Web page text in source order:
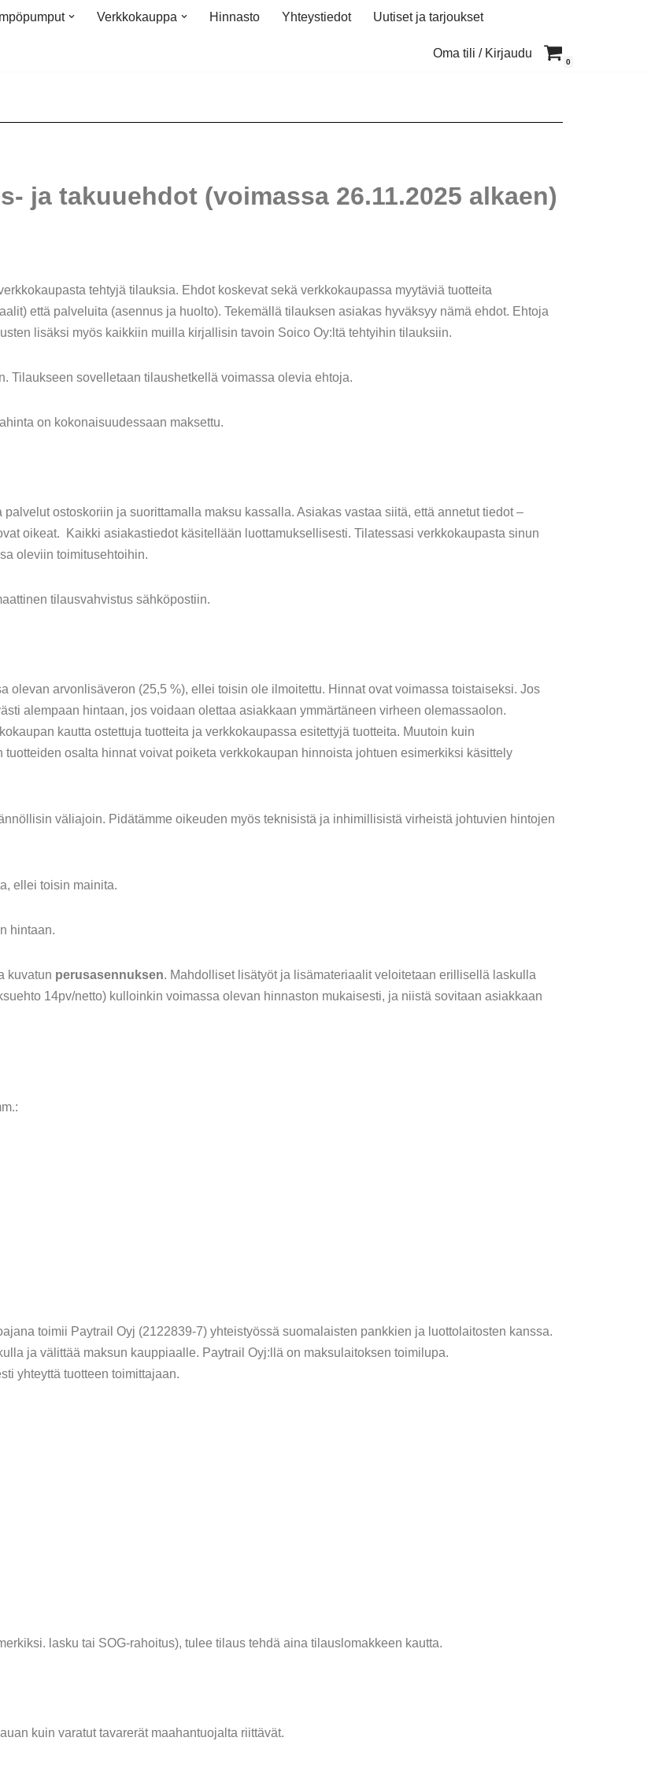
Verkkokauppa Hinnasto Yhteystiedot Uutiset ja tarjoukset
Oma tili / Kirjaudu
0
ja takuuehdot (voimassa 26.11.2025 alkaen)
tehtyjä tilauksia. Ehdot koskevat sekä verkkokaupassa myytäviä tuotteita
että palveluita (asennus ja huolto). Tekemällä tilauksen asiakas hyväksyy nämä ehdot. Ehtoja
lisäksi myös kaikkiin muilla kirjallisin tavoin Soico Oy:ltä tehtyihin tilauksiin.
Tilaukseen sovelletaan tilaushetkellä voimassa olevia ehtoja.
on kokonaisuudessaan maksettu.
ostoskoriin ja suorittamalla maksu kassalla. Asiakas vastaa siitä, että annetut tiedot –
oikeat. Kaikki asiakastiedot käsitellään luottamuksellisesti. Tilatessasi verkkokaupasta sinun
oleviin toimitusehtoihin.
tilausvahvistus sähköpostiin.
olevan arvonlisäveron (25,5 %), ellei toisin ole ilmoitettu. Hinnat ovat voimassa toistaiseksi. Jos
alempaan hintaan, jos voidaan olettaa asiakkaan ymmärtäneen virheen olemassaolon.
kautta ostettuja tuotteita ja verkkokaupassa esitettyjä tuotteita. Muutoin kuin
osalta hinnat voivat poiketa verkkokaupan hinnoista johtuen esimerkiksi käsittely
väliajoin. Pidätämme oikeuden myös teknisistä ja inhimillisistä virheistä johtuvien hintojen
ellei toisin mainita.
hintaan.
kuvatun perusasennuksen. Mahdolliset lisätyöt ja lisämateriaalit veloitetaan erillisellä laskulla
14pv/netto) kulloinkin voimassa olevan hinnaston mukaisesti, ja niistä sovitaan asiakkaan
toimii Paytrail Oyj (2122839-7) yhteistyössä suomalaisten pankkien ja luottolaitosten kanssa.
ja välittää maksun kauppiaalle. Paytrail Oyj:llä on maksulaitoksen toimilupa.
yhteyttä tuotteen toimittajaan.
lasku tai SOG-rahoitus), tulee tilaus tehdä aina tilauslomakkeen kautta.
kuin varatut tavarerät maahantuojalta riittävät.